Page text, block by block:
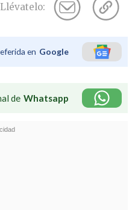
Llévatelo:
en Google
de Whatsapp